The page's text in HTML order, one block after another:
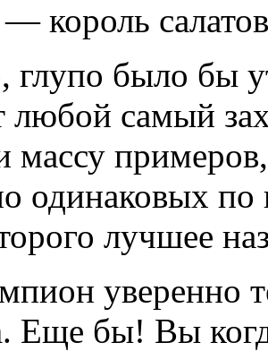
король
глупо было бы
любой самый
массу
одинаковых по
лучшее
уверенно
Еще бы! Вы